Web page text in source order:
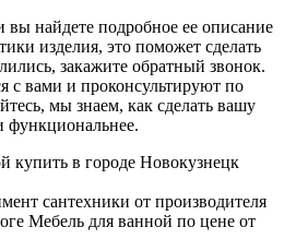
найдете подробное ее описание
изделия, это поможет сделать
закажите обратный звонок.
вами и проконсультируют по
мы знаем, как сделать вашу
функциональнее.
купить в городе Новокузнецк
сантехники от производителя
Мебель для ванной по цене от